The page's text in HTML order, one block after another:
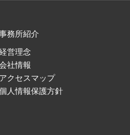
務所紹介
営理念
社情報
アクセスマップ
人情報保護方針